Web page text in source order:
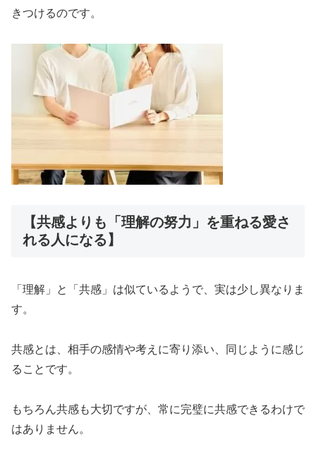
きつけるのです。
【共感よりも「理解の努力」を重ねる愛さ
れる人になる】
「理解」と「共感」は似ているようで、実は少し異なりま
す。
共感とは、相手の感情や考えに寄り添い、同じように感じ
ることです。
もちろん共感も大切ですが、常に完璧に共感できるわけで
はありません。